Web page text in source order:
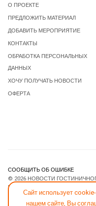
Сайт использует
нашем сайте, Вы
О ПРОЕКТЕ
ПРЕДЛОЖИТЬ МАТЕРИАЛ
ДОБАВИТЬ МЕРОПРИЯТИЕ
КОНТАКТЫ
ОБРАБОТКА ПЕРСОНАЛЬНЫХ
ДАННЫХ
ХОЧУ ПОЛУЧАТЬ НОВОСТИ
ОФЕРТА
СООБЩИТЬ ОБ ОШИБКЕ
© 2026 НОВОСТИ
ESTATE
- ПРОГРАММНОЕ